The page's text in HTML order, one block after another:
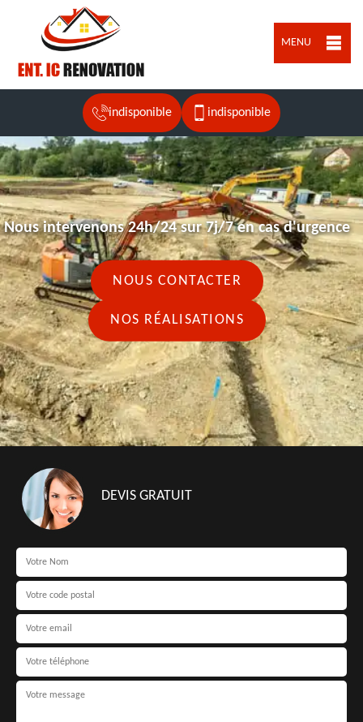
MENU
indisponible indisponible
Nous intervenons 24h/24 sur 7j/7 en cas d'urgence
NOUS CONTACTER
NOS RÉALISATIONS
DEVIS GRATUIT